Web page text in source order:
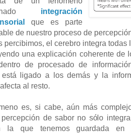
integración
que es parte
de nuestro proceso de
percibimos, el cerebro integra
una explicación coherente de
de procesado de
está ligado a los demás y la
al resto.
es, si cabe, aún más
percepción de sabor no sólo
la que tenemos guardada en